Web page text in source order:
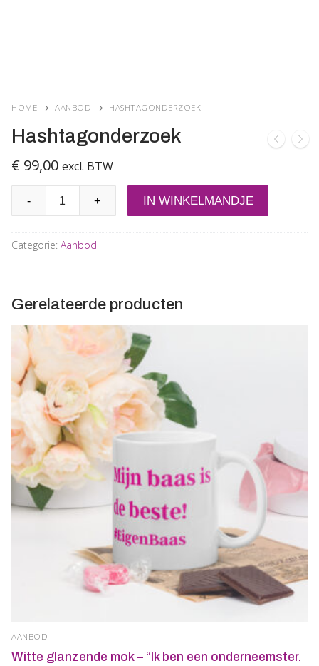
HOME AANBOD HASHTAGONDERZOEK
Hashtagonderzoek
€ 99,00 excl. BTW
Hashtagonderzoek
- + IN WINKELMANDJE
Categorie: Aanbod
Gerelateerde producten
AANBOD
Witte glanzende mok – “Ik ben een onderneemster.